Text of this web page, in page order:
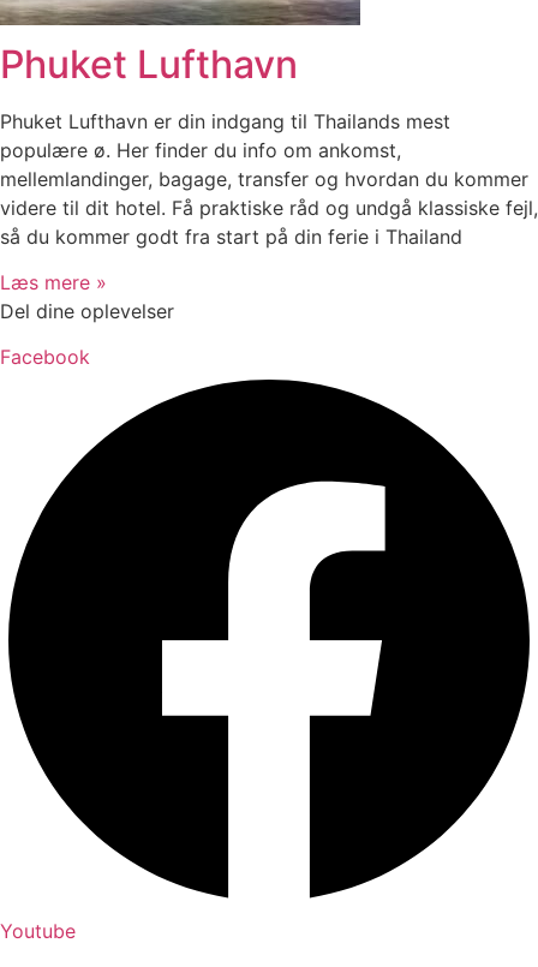
Phuket Lufthavn
Phuket Lufthavn er din indgang til Thailands mest
populære ø. Her finder du info om ankomst,
mellemlandinger, bagage, transfer og hvordan du kommer
videre til dit hotel. Få praktiske råd og undgå klassiske fejl,
så du kommer godt fra start på din ferie i Thailand
Læs mere »
Del dine oplevelser
Facebook
Youtube